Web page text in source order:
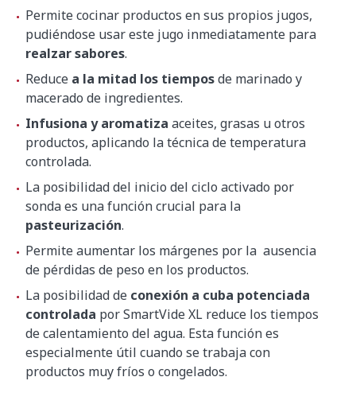
Permite cocinar productos en sus propios jugos,
pudiéndose usar este jugo inmediatamente para
realzar sabores.
Reduce a la mitad los tiemposde marinado y
macerado de ingredientes.
Infusiona y aromatiza aceites, grasas u otros
productos, aplicando la técnica de temperatura
controlada.
La posibilidad del inicio del ciclo activado por
sonda es una función crucial para la
pasteurización.
Permite aumentar los márgenes por la ausencia
de pérdidas de peso en los productos.
La posibilidad de conexión a cuba potenciada
controlada por SmartVide XL reduce los tiempos
de calentamiento del agua. Esta función es
especialmente útil cuando se trabaja con
productos muy fríos o congelados.